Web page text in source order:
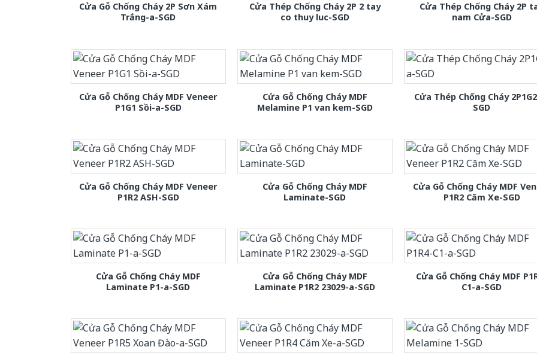
Cửa Gỗ Chống Cháy 2P Sơn Xám
Trắng-a-SGD
Cửa Thép Chống Cháy 2P 2 tay
co thuy luc-SGD
Cửa Thép Chống Cháy 2P
nam Cửa-SGD
Cửa Gỗ Chống Cháy MDF Veneer
P1G1 Sồi-a-SGD
Cửa Gỗ Chống Cháy MDF
Melamine P1 van kem-SGD
Cửa Thép Chống Cháy
SGD
Cửa Gỗ Chống Cháy MDF Veneer
P1R2 ASH-SGD
Cửa Gỗ Chống Cháy MDF
Laminate-SGD
Cửa Gỗ Chống Cháy MDF
P1R2 Căm Xe-SGD
Cửa Gỗ Chống Cháy MDF
Laminate P1-a-SGD
Cửa Gỗ Chống Cháy MDF
Laminate P1R2 23029-a-SGD
Cửa Gỗ Chống Cháy MDF
C1-a-SGD